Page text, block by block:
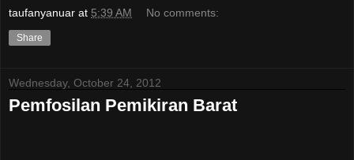
taufanyanuar at 5:39 AM No comments:
Share
Wednesday, October 24, 2012
Pemfosilan Pemikiran Barat